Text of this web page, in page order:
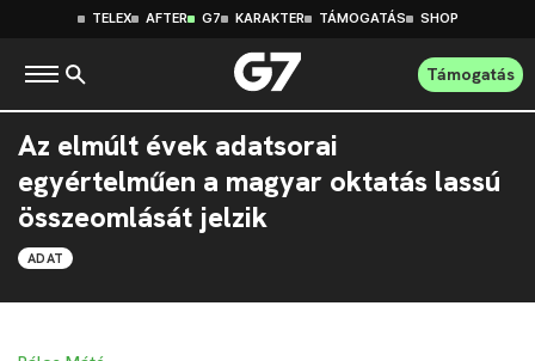
TELEX AFTER G7 KARAKTER TÁMOGATÁS SHOP
Támogatás
Az elmúlt évek adatsorai
egyértelműen a magyar oktatás lassú
összeomlását jelzik
ADAT